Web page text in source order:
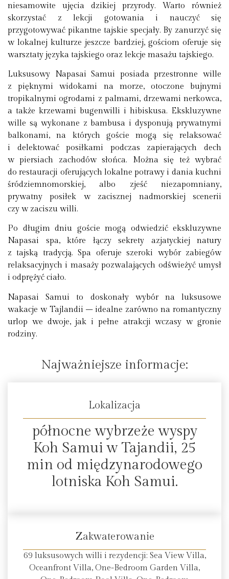
niesamowite ujęcia dzikiej przyrody. Warto również
skorzystać z lekcji gotowania i nauczyć się
przygotowywać pikantne tajskie specjały. By zanurzyć się
w lokalnej kulturze jeszcze bardziej, gościom oferuje się
warsztaty języka tajskiego oraz lekcje masażu tajskiego.
Luksusowy Napasai Samui posiada przestronne wille
z pięknymi widokami na morze, otoczone bujnymi
tropikalnymi ogrodami z palmami, drzewami nerkowca,
a także krzewami bugenwilli i hibiskusa. Ekskluzywne
wille są wykonane z bambusa i dysponują prywatnymi
balkonami, na których goście mogą się relaksować
i delektować posiłkami podczas zapierających dech
w piersiach zachodów słońca. Można się też wybrać
do restauracji oferujących lokalne potrawy i dania kuchni
śródziemnomorskiej, albo zjeść niezapomniany,
prywatny posiłek w zacisznej nadmorskiej scenerii
czy w zaciszu willi.
Po długim dniu goście mogą odwiedzić ekskluzywne
Napasai spa, które łączy sekrety azjatyckiej natury
z tajską tradycją. Spa oferuje szeroki wybór zabiegów
relaksacyjnych i masaży pozwalających odświeżyć umysł
i odprężyć ciało.
Napasai Samui to doskonały wybór na luksusowe
wakacje w Tajlandii – idealne zarówno na romantyczny
urlop we dwoje, jak i pełne atrakcji wczasy w gronie
rodziny.
Najważniejsze informacje:
Lokalizacja
północne wybrzeże wyspy
Koh Samui w Tajandii, 25
min od międzynarodowego
lotniska Koh Samui.
Zakwaterowanie
69 luksusowych willi i rezydencji: Sea View Villa,
Oceanfront Villa, One-Bedroom Garden Villa,